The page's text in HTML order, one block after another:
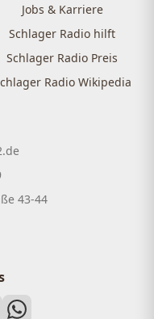
Jobs & Karriere
Schlager Radio hilft
Schlager Radio Preis
Radio Wikipedia
43-44